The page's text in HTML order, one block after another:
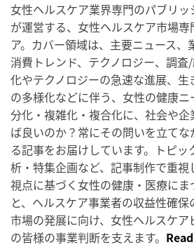
女性ヘルスケア業界専門のパブリッ
が運営する、女性ヘルスケア市場専
ア。カバー領域は、主要ニュース、
消費トレンド、テクノロジー、調
化やテクノロジーの急速な進展、
の多様化などに伴う、女性の健康
分化・複雑化・複合化に、社会や
ば良いのか？常にその問いを立て
る記事をお届けしています。トピ
析・特集企画など、記事制作で重
視点に基づく女性の健康・医療に
と、ヘルスケア事業者の収益性確
市場の発展に向け、女性ヘルスケ
の皆様の事業判断を支えます。